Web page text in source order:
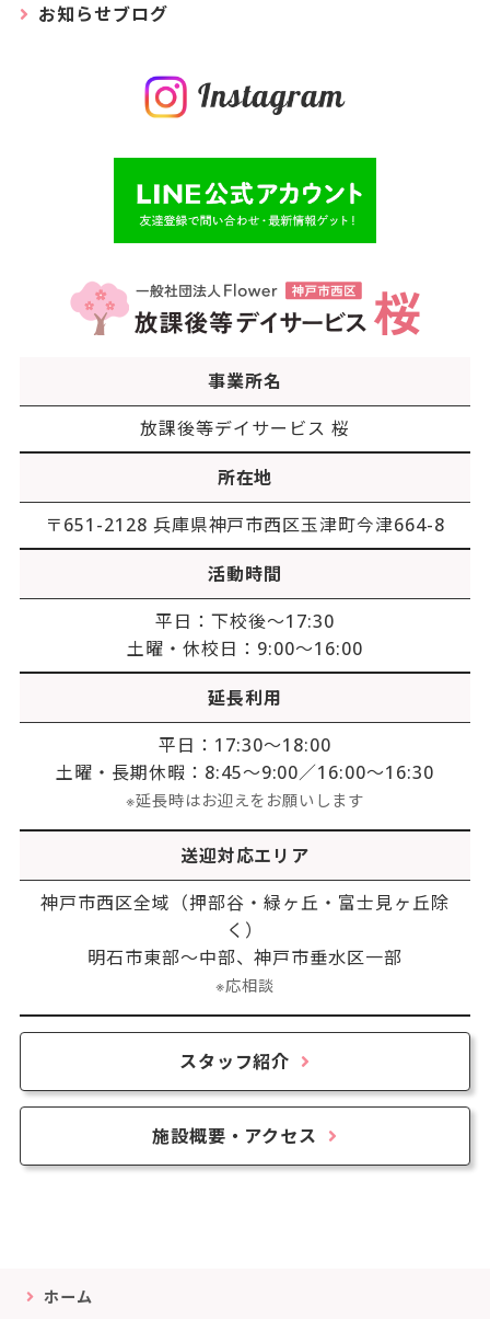
お知らせブログ
事業所名
放課後等デイサービス 桜
所在地
〒651-2128 兵庫県神戸市西区玉津町今津664-8
活動時間
平日：下校後〜17:30
土曜・休校日：9:00〜16:00
延長利用
平日：17:30〜18:00
土曜・長期休暇：8:45〜9:00／16:00〜16:30
※延長時はお迎えをお願いします
送迎対応エリア
神戸市西区全域（押部谷・緑ヶ丘・富士見ヶ丘除
く）
明石市東部〜中部、神戸市垂水区一部
※応相談
スタッフ紹介
施設概要・アクセス
ホーム